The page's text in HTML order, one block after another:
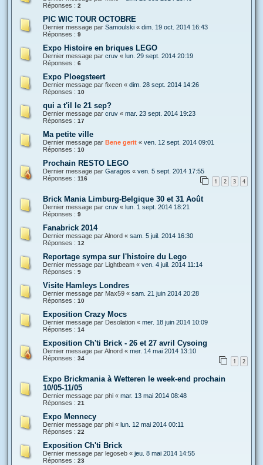
Réponses : 2
PIC WIC TOUR OCTOBRE
Dernier message par Samoulski « dim. 19 oct. 2014 16:43
Réponses : 9
Expo Histoire en briques LEGO
Dernier message par cruv « lun. 29 sept. 2014 20:19
Réponses : 6
Expo Ploegsteert
Dernier message par fixeen « dim. 28 sept. 2014 14:26
Réponses : 10
qui a t'il le 21 sep?
Dernier message par cruv « mar. 23 sept. 2014 19:23
Réponses : 17
Ma petite ville
Dernier message par Bene gerit « ven. 12 sept. 2014 09:01
Réponses : 10
Prochain RESTO LEGO
Dernier message par Garagos « ven. 5 sept. 2014 17:55
Réponses : 116 1 2 3 4
Brick Mania Limburg-Belgique 30 et 31 Août
Dernier message par cruv « lun. 1 sept. 2014 18:21
Réponses : 9
Fanabrick 2014
Dernier message parAlnord « sam. 5 juil. 2014 16:30
Réponses : 12
Reportage sympa sur l'histoire du Lego
Dernier message par Lightbeam « ven. 4 juil. 2014 11:14
Réponses : 9
Visite Hamleys Londres
Dernier message par Max59 « sam. 21 juin 2014 20:28
Réponses : 10
Exposition Crazy Mocs
Dernier message par Desolation « mer. 18 juin 2014 10:09
Réponses : 14
Exposition Ch'ti Brick - 26 et 27 avril Cysoing
Dernier message parAlnord « mer. 14 mai 2014 13:10
Réponses : 34 1 2
Expo Brickmania à Wetteren le week-end prochain
10/05-11/05
Dernier message par phi « mar. 13 mai 2014 08:48
Réponses : 21
Expo Mennecy
Dernier message par phi « lun. 12 mai 2014 00:11
Réponses : 22
Exposition Ch'ti Brick
Dernier message par legoseb « jeu. 8 mai 2014 14:55
Réponses : 23